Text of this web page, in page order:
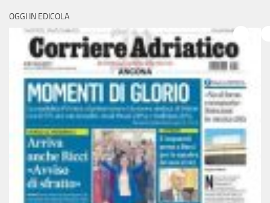
OGGI IN EDICOLA